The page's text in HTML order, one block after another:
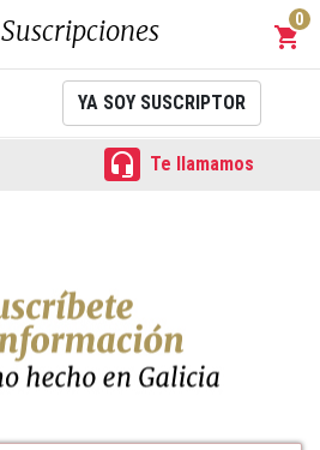
Suscripciones shopping_cart
0
YA SOY SUSCRIPTOR
 Te llamamos